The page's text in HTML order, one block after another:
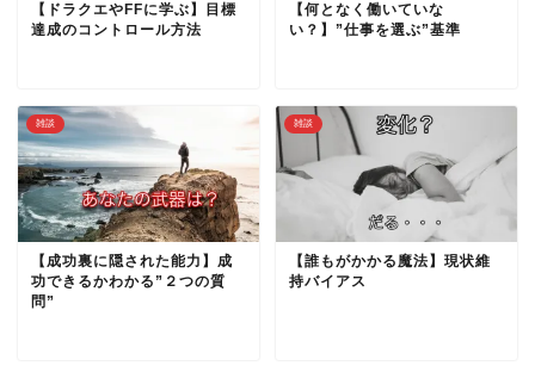
【ドラクエやFFに学ぶ】目標
達成のコントロール方法
【何となく働いていな
い？】”仕事を選ぶ”基準
雑談
【成功裏に隠された能力】成
功できるかわかる”２つの質
問”
雑談
【誰もがかかる魔法】現状維
持バイアス